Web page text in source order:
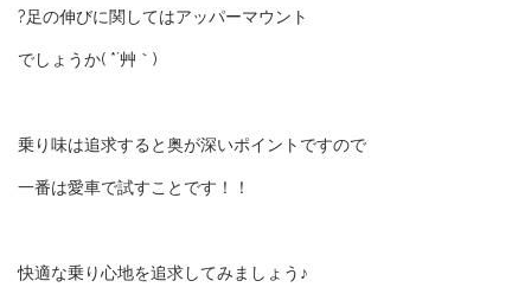
?足の伸びに関してはアッパーマウント
でしょうか( *´艸｀)
乗り味は追求すると奥が深いポイントですので
一番は愛車で試すことです！！
快適な乗り心地を追求してみましょう♪